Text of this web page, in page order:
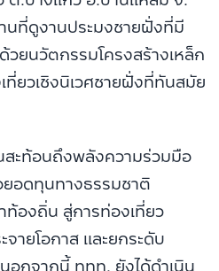
ที่ดูงานประมงชายฝั่งที่มี
วยนวัตกรรมโครงสร้างเหล็ก
ที่ยวเชิงนิเวศชายฝั่งที่ทันสมัย
ถึงพลังความร่วมมือ
อดทุนทางธรรมชาติ
งถิ่น สู่การท่องเที่ยว
ายโอกาส และยกระดับ